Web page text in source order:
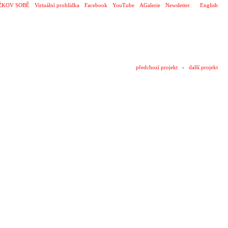
English
SOBĚ Virtuální prohlídka Facebook YouTube AGalerie Newsletter
předchozí projekt - další projekt